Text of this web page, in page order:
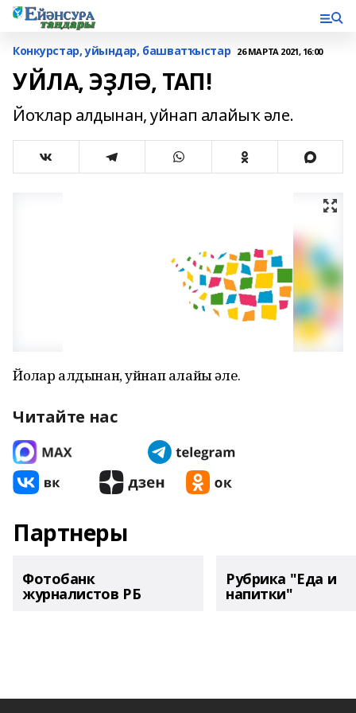
Конкурстар, уйындар, башватҡыстар 26 МАРТА 2021, 16:00
УЙЛА, ЭҘЛӘ, ТАП!
Йоҡлар алдынан, уйнап алайыҡ әле.
Йоҡлар алдынан, уйнап алайыҡ әле.
Читайте нас
Партнеры
Фотобанк
журналистов РБ
Рубрика "Еда и
напитки"